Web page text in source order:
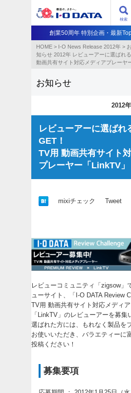
検索
創業50周年 特別企画・最新
HOME > I-O News Release 2012年 >
知らせ 2012年 レビューアーに選ばれ
動画共有サイト対応メディアプレーヤ
お知らせ
2012
レビューアーに選ばれ
GET！
TV用 動画共有サイト
プレーヤー「LinkTV」
mixiチェック Tweet
レビューコミュニティ「zigsow」
ューサイト、「 I-O DATA Review
TV用 動画共有サイト対応メディ
「LinkTV」 のレビューアーを募集
選ばれた方には、もれなく製品を
お使いいただき、バラエティーに
投稿ください！
募集要項